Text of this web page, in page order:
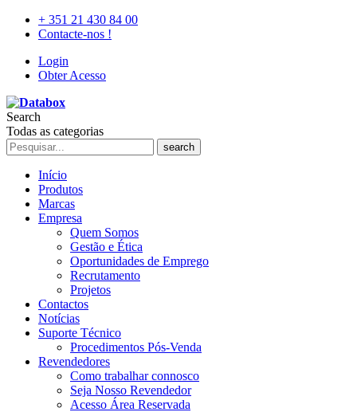
+ 351 21 430 84 00
Contacte-nos !
Login
Obter Acesso
Search
Todas as categorias
search
Início
Produtos
Marcas
Empresa
Quem Somos
Gestão e Ética
Oportunidades de Emprego
Recrutamento
Projetos
Contactos
Notícias
Suporte Técnico
Procedimentos Pós-Venda
Revendedores
Como trabalhar connosco
Seja Nosso Revendedor
Acesso Área Reservada